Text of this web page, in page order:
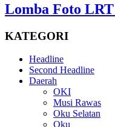
Lomba Foto
KATEGORI
Headline
Second Headline
Daerah
OKI
Musi Rawas
Oku Selatan
Oku